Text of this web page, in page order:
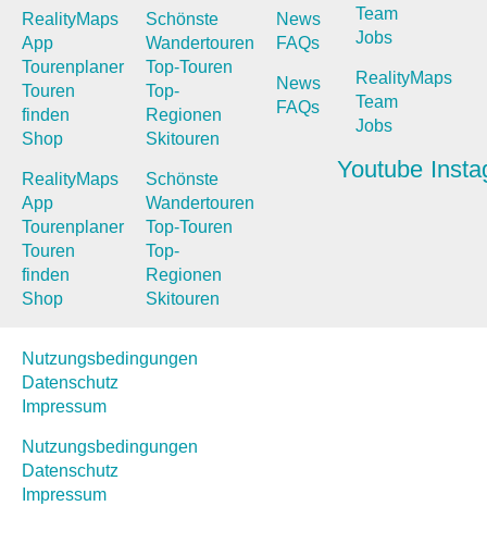
RealityMaps
App
Tourenplaner
Touren
finden
Shop
RealityMaps
App
Tourenplaner
Touren
finden
Shop
Schönste
Wandertouren
Top-Touren
Top-
Regionen
Skitouren
Schönste
Wandertouren
Top-Touren
Top-
Regionen
Skitouren
News
FAQs
News
FAQs
Team
Jobs
RealityMaps
Team
Jobs
Youtube
Nutzungsbedingungen
Datenschutz
Impressum
Nutzungsbedingungen
Datenschutz
Impressum